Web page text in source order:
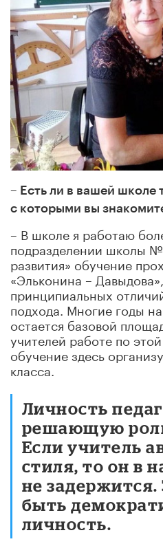
– Есть ли в вашей школе
с которыми вы
– В школе я работаю
подразделении школы
развития» обучение
«Эльконина –
принципиальных
подхода. Многие годы
остается базовой
учителей работе по
обучение здесь
класса.
Личность
решающую
Если учитель
стиля, то он в
не
быть
личность.